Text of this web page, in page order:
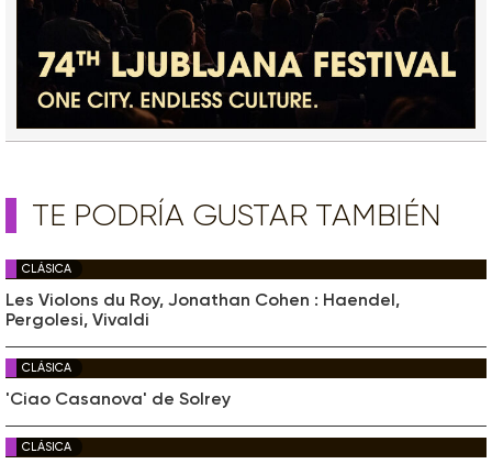
TE PODRÍA GUSTAR TAMBIÉN
CLÁSICA
Les Violons du Roy, Jonathan Cohen : Haendel,
Pergolesi, Vivaldi
CLÁSICA
'Ciao Casanova' de Solrey
CLÁSICA